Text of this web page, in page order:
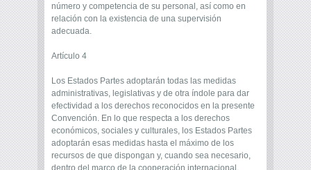
número y competencia de su personal, así como en
relación con la existencia de una supervisión
adecuada.
Artículo 4
Los Estados Partes adoptarán todas las medidas
administrativas, legislativas y de otra índole para dar
efectividad a los derechos reconocidos en la presente
Convención. En lo que respecta a los derechos
económicos, sociales y culturales, los Estados Partes
adoptarán esas medidas hasta el máximo de los
recursos de que dispongan y, cuando sea necesario,
dentro del marco de la cooperación internacional.